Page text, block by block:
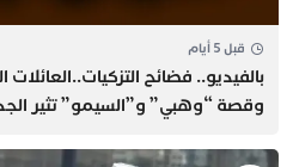
قبل 5 أيام
بالفيديو.. فضائح
وقصة “وهبي” و”السيمو” تثير